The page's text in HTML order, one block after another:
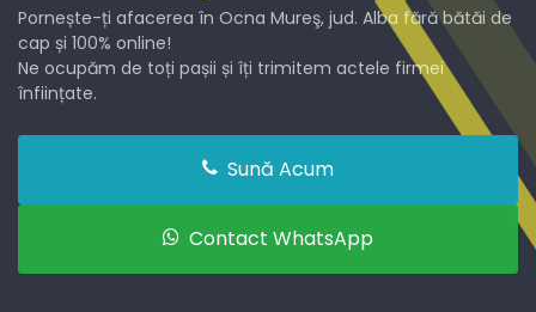
Pornește-ți afacerea în Ocna Mureş, jud. Alba fără bătăi de
cap și 100% online!
Ne ocupăm de toți pașii și îți trimitem actele firmei
înființate.
Sună Acum
Contact WhatsApp